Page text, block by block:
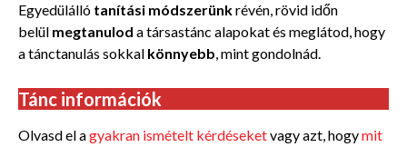
Egyedülálló tanítási módszerünkrévén, rövid időn
belül megtanulod a társastánc alapokat és meglátod, hogy
a tánctanulás sokkal könnyebb, mint gondolnád.
Tánc információk
Olvasd el agyakran ismételt kérdéseketvagy azt, hogymit